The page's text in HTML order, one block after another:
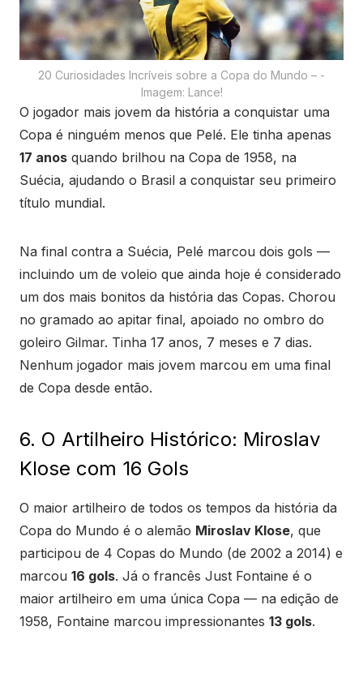
20 Curiosidades Incríveis sobre a Copa do Mundo – -
Imagem: Lance!
O jogador mais jovem da história a conquistar uma
Copa é ninguém menos que Pelé. Ele tinha apenas
17 anos quando brilhou na Copa de 1958, na
Suécia, ajudando o Brasil a conquistar seu primeiro
título mundial.
Na final contra a Suécia, Pelé marcou dois gols —
incluindo um de voleio que ainda hoje é considerado
um dos mais bonitos da história das Copas. Chorou
no gramado ao apitar final, apoiado no ombro do
goleiro Gilmar. Tinha 17 anos, 7 meses e 7 dias.
Nenhum jogador mais jovem marcou em uma final
de Copa desde então.
6. O Artilheiro Histórico: Miroslav
Klose com 16 Gols
O maior artilheiro de todos os tempos da história da
Copa do Mundo é o alemão Miroslav Klose, que
participou de 4 Copas do Mundo (de 2002 a 2014) e
marcou 16 gols. Já o francês Just Fontaine é o
maior artilheiro em uma única Copa — na edição de
1958, Fontaine marcou impressionantes 13 gols.